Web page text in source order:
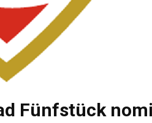
Fünfstück